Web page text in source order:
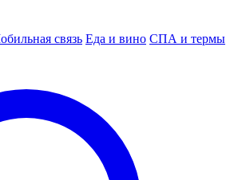
связь Еда и вино СПА и термы